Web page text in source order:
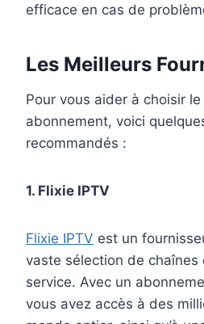
efficace en cas de
Les Meilleurs
Pour vous aider à choisir le
abonnement, voici
recommandés :
1. Flixie IPTV
Flixie IPTV est un
vaste sélection de chaînes
service. Avec un
vous avez accès à des